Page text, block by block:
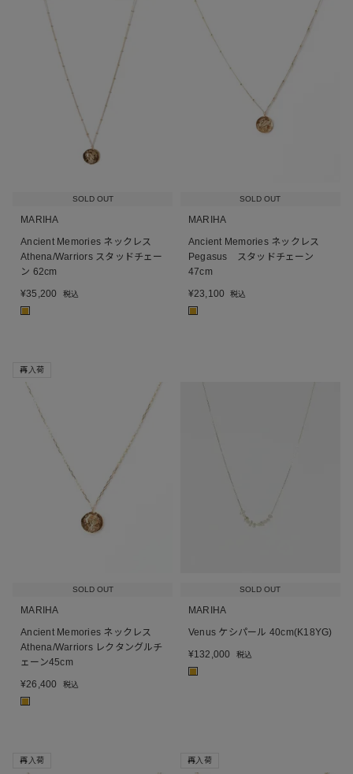
SOLD OUT
MARIHA
Ancient Memories ネックレス
Athena/Warriors スタッドチェー
ン 62cm
¥35,200 税込
■
SOLD OUT
MARIHA
Ancient Memories ネックレス
Pegasus スタッドチェーン
47cm
¥23,100 税込
■
SOLD OUT
再入荷
MARIHA
Ancient Memories ネックレス
Athena/Warriors レクタングルチ
ェーン45cm
¥26,400 税込
■
SOLD OUT
MARIHA
Venus ケシパール 40cm(K18YG)
¥132,000 税込
■
再入荷 再入荷